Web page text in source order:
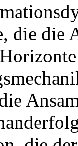
die die